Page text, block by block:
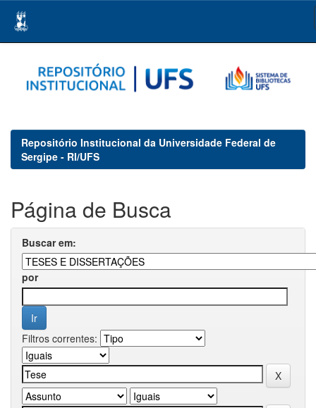
navigation
Repositório Institucional da Universidade Federal de
Sergipe - RI/UFS
Página de Busca
Buscar em:
por
Filtros correntes: